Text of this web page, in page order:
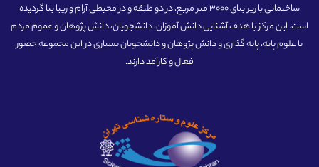
ساختمانی با زیر بنای 3000 متر مربع، در دو طبقه و در محیطی آرام و زیبا بنا گردیده
است. این مرکز با هدف آشنایی دانش آموزان، دانشجویان، دانش پژوهان و عموم مردم
با علوم پایه، پایه گذاری و دانش پژوهان و دانشجویان بسیاری در این مجموعه حضور
فعال و کارآمد دارند.